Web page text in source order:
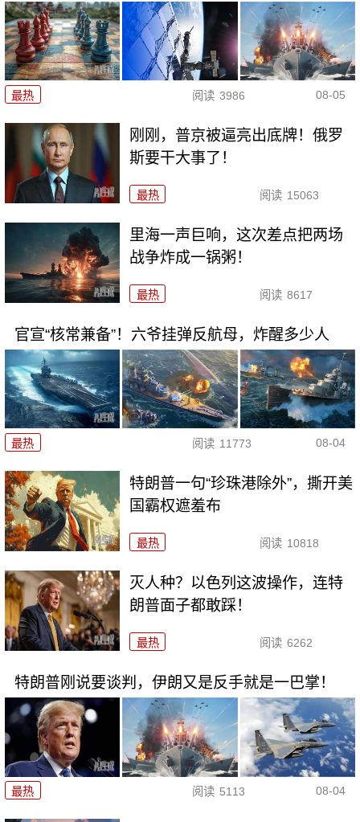
最热 阅读 3986 08-05
刚刚，普京被逼亮出底牌！俄罗
斯要干大事了！
最热 阅读 15063
里海一声巨响，这次差点把两场
战争炸成一锅粥！
最热 阅读 8617
官宣“核常兼备”！六爷挂弹反航母，炸醒多少人
最热 阅读 11773 08-04
特朗普一句“珍珠港除外”，撕开美
国霸权遮羞布
最热 阅读 10818
灭人种？以色列这波操作，连特
朗普面子都敢踩！
最热 阅读 6262
特朗普刚说要谈判，伊朗又是反手就是一巴掌！
最热 阅读 5113 08-04